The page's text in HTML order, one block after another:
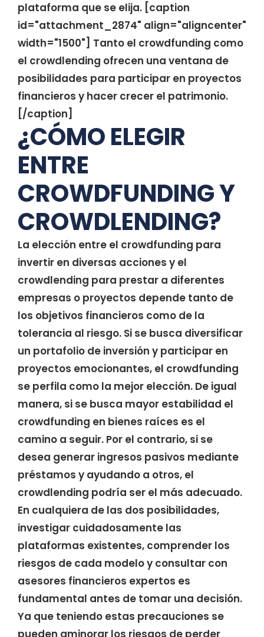
plataforma que se elija. [caption
id="attachment_2874" align="aligncenter"
width="1500"] Tanto el crowdfunding como
el crowdlending ofrecen una ventana de
posibilidades para participar en proyectos
financieros y hacer crecer el patrimonio.
[/caption]
¿CÓMO ELEGIR
ENTRE
CROWDFUNDING Y
CROWDLENDING?
La elección entre el crowdfunding para
invertir en diversas acciones y el
crowdlending para prestar a diferentes
empresas o proyectos depende tanto de
los objetivos financieros como de la
tolerancia al riesgo. Si se busca diversificar
un portafolio de inversión y participar en
proyectos emocionantes, el crowdfunding
se perfila como la mejor elección. De igual
manera, si se busca mayor estabilidad el
crowdfunding en bienes raíces es el
camino a seguir. Por el contrario, si se
desea generar ingresos pasivos mediante
préstamos y ayudando a otros, el
crowdlending podría ser el más adecuado.
En cualquiera de las dos posibilidades,
investigar cuidadosamente las
plataformas existentes, comprender los
riesgos de cada modelo y consultar con
asesores financieros expertos es
fundamental antes de tomar una decisión.
Ya que teniendo estas precauciones se
pueden aminorar los riesgos de perder